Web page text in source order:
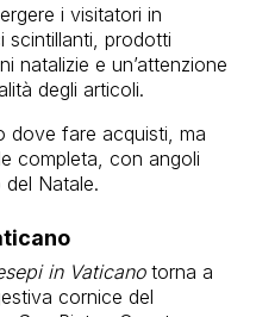
i visitatori in
scintillanti, prodotti
natalizie e un’attenzione
degli articoli.
dove fare acquisti, ma
completa, con angoli
del Natale.
in Vaticanotorna a
cornice del